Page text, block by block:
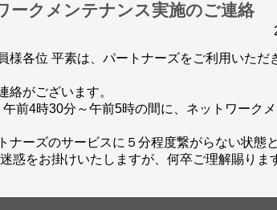
ークメンテナンス実施のご連絡
様各位 平素は、パートナーズをご利用いただ
絡がございます。
前4時30分～午前5時の間に、ネットワーク
ナーズのサービスに５分程度繋がらない状態
惑をお掛けいたしますが、何卒ご理解賜りま